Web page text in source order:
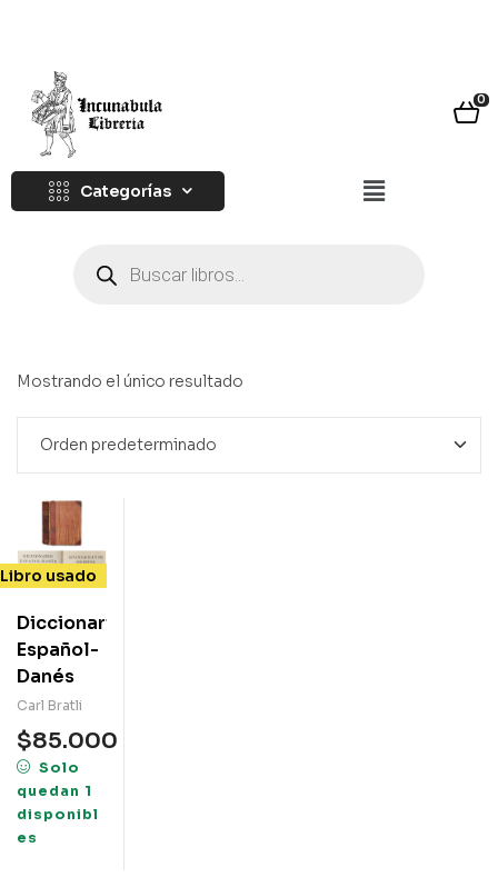
0
Categorías
Mostrando el único resultado
Libro usado
Diccionario
Español-
Danés
Carl Bratli
$85.000
Solo
quedan 1
disponibl
es